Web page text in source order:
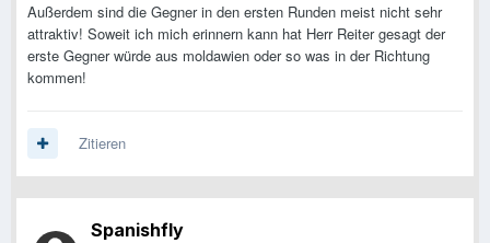
Außerdem sind die Gegner in den ersten Runden meist nicht sehr
attraktiv! Soweit ich mich erinnern kann hat Herr Reiter gesagt der
erste Gegner würde aus moldawien oder so was in der Richtung
kommen!
Zitieren
Spanishfly